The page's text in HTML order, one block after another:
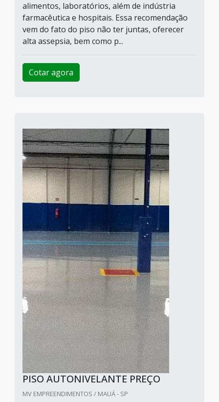
alimentos, laboratórios, além de indústria
farmacêutica e hospitais. Essa recomendação
vem do fato do piso não ter juntas, oferecer
alta assepsia, bem como p...
Cotar agora
PISO AUTONIVELANTE PREÇO
MV EMPREENDIMENTOS / MAUÁ - SP